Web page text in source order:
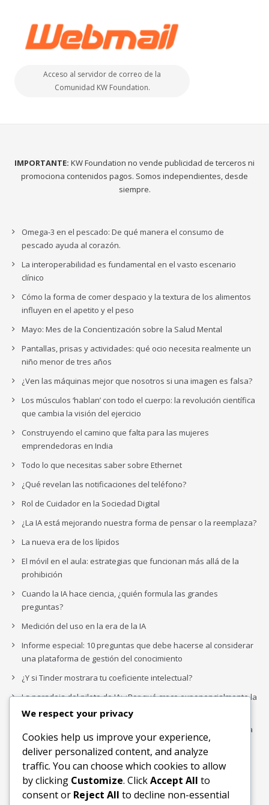
Acceso al servidor de correo de la
Comunidad KW Foundation.
IMPORTANTE: KW Foundation no vende publicidad de terceros ni
promociona contenidos pagos. Somos independientes, desde
siempre.
Omega-3 en el pescado: De qué manera el consumo de
pescado ayuda al corazón.
La interoperabilidad es fundamental en el vasto escenario
clínico
Cómo la forma de comer despacio y la textura de los alimentos
influyen en el apetito y el peso
Mayo: Mes de la Concientización sobre la Salud Mental
Pantallas, prisas y actividades: qué ocio necesita realmente un
niño menor de tres años
¿Ven las máquinas mejor que nosotros si una imagen es falsa?
Los músculos ‘hablan’ con todo el cuerpo: la revolución científica
que cambia la visión del ejercicio
Construyendo el camino que falta para las mujeres
emprendedoras en India
Todo lo que necesitas saber sobre Ethernet
¿Qué revelan las notificaciones del teléfono?
Rol de Cuidador en la Sociedad Digital
¿La IA está mejorando nuestra forma de pensar o la reemplaza?
La nueva era de los lípidos
El móvil en el aula: estrategias que funcionan más allá de la
prohibición
Cuando la IA hace ciencia, ¿quién formula las grandes
preguntas?
Medición del uso en la era de la IA
Informe especial: 10 preguntas que debe hacerse al considerar
una plataforma de gestión del conocimiento
¿Y si Tinder mostrara tu coeficiente intelectual?
La paradoja del piloto de IA: ¿Por qué crece exponencialmente la
complejidad de la IA empresarial?
Los organigramas de marketing se crearon para los canales. La
IA acaba de dejarlos obsoletos.
Buscar
Buscar
We respect your privacy
Cookies help us improve your experience,
deliver personalized content, and analyze
traffic. You can choose which cookies to allow
by clicking Customize. ClickAccept All to
consent or Reject All to decline non-essential